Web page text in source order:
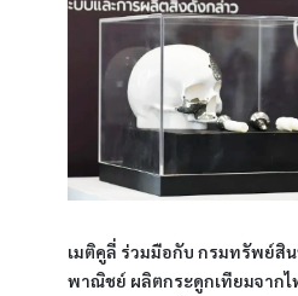
เมติคูลี่ ร่วมมือกับ กรมทรัพย์สิ
พาณิชย์ ผลิตกระดูกเทียมจากไ